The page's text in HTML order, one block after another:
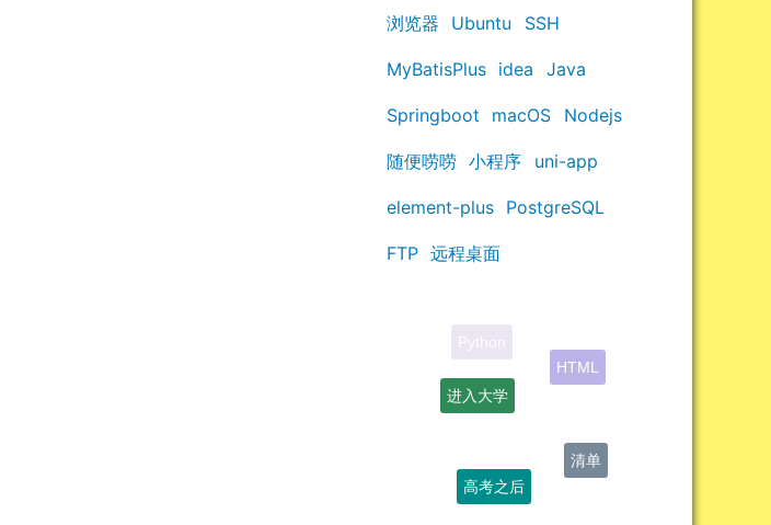
浏览器 Ubuntu SSH
MyBatisPlus idea Java
Springboot macOS Nodejs
随便唠唠 小程序 uni-app
element-plus PostgreSQL
FTP 远程桌面
HTML
清单
高考之后
进入大学